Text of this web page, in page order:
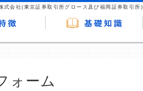
式会社(東京証券取引所グロース及び福岡証券取引所)
ォーム